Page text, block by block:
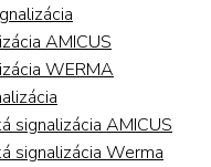
AMICUS
WERMA
signalizácia AMICUS
signalizácia Werma